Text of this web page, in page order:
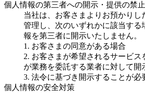
個人情報の第三者への開示・提供の禁止
当社は、お客さまよりお預かりし
管理し、次のいずれかに該当する
報を第三者に開示いたしません。
1. お客さまの同意がある場合
2. お客さまが希望されるサービス
が業務を委託する業者に対して開
3. 法令に基づき開示することが必
個人情報の安全対策